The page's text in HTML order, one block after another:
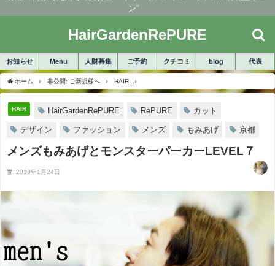
ン”
HairGardenRePURE
お知らせ Menu 人財募集 ご予約 クチコミ blog 代表
ホーム 非公開: ご新規様へ HAIR
HAIR HairGardenRePURE RePURE カット
デザイン ファッション メンズ もみあげ 京都
メンズもみあげとモンスターパーカーLEVEL７
2018年1月24日